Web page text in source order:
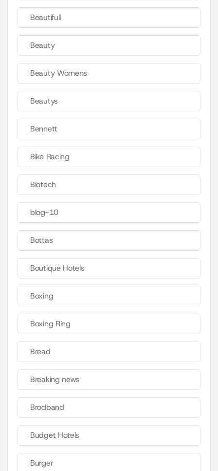
Beautifull
Beauty
Beauty Womens
Beautys
Bennett
Bike Racing
Biotech
blog-10
Bottas
Boutique Hotels
Boxing
Boxing Ring
Bread
Breaking news
Brodband
Budget Hotels
Burger